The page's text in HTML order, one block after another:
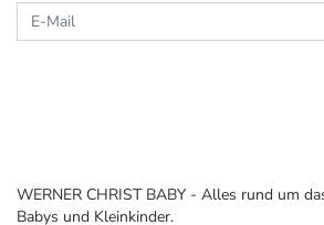
WERNER CHRIST BABY - Alles rund um
Babys und Kleinkinder.